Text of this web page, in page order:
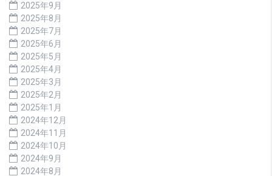
2025年9月
2025年8月
2025年7月
2025年6月
2025年5月
2025年4月
2025年3月
2025年2月
2025年1月
2024年12月
2024年11月
2024年10月
2024年9月
2024年8月